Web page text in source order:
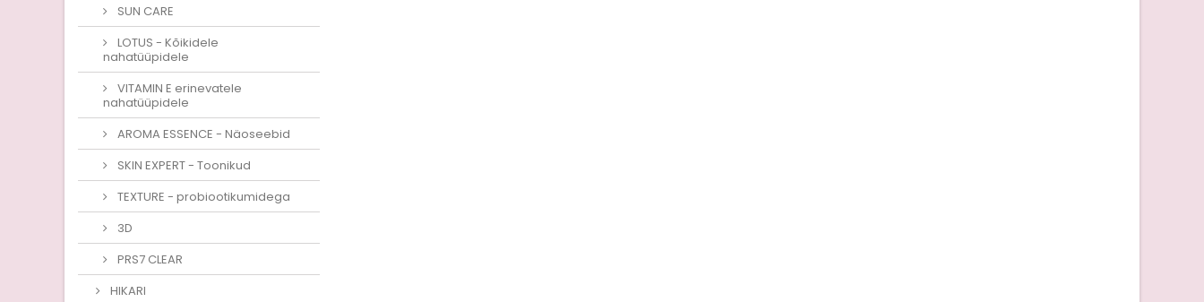
SUN CARE
LOTUS - Kõikidele
nahatüüpidele
VITAMIN E erinevatele
nahatüüpidele
AROMA ESSENCE - Näoseebid
SKIN EXPERT - Toonikud
TEXTURE - probiootikumidega
3D
PRS7 CLEAR
HIKARI